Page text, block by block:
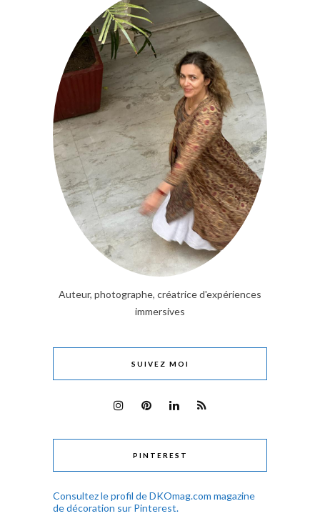
Auteur, photographe, créatrice d'expériences
immersives
SUIVEZ MOI
PINTEREST
Consultez le profil de DKOmag.com magazine
de décoration sur Pinterest.